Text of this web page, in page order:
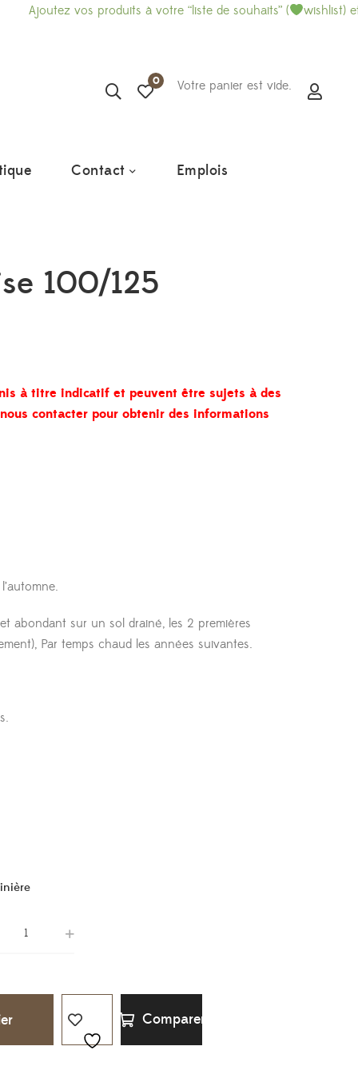
produits à votre “liste de souhaits” ( wishlist) et imprimez-
0 Votre panier est vide.
Contact Emplois
100/125
à titre indicatif et peuvent être sujets à des
contacter pour obtenir des informations
abondant sur un sol drainé, les 2 premières
Par temps chaud les années suivantes.
Comparer